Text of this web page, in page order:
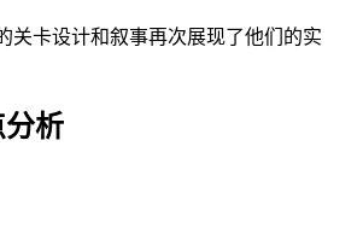
关卡设计和叙事再次展现了他们的实
析